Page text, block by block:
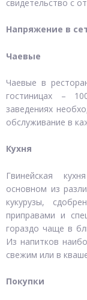
свидетельство с
Напряжение в
Чаевые
Чаевые в
гостиницах –
заведениях
обслуживание в
Кухня
Гвинейская
основном из
кукурузы,
приправами и
гораздо чаще в
Из напитков
свежим или в
Покупки